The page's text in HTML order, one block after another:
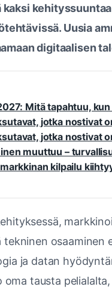
Uusia
digitaalisen
Mitä tapahtuu,
jotka nostivat
jotka nostivat
muuttuu –
kilpailu
osaaminen
ja datan
tausta